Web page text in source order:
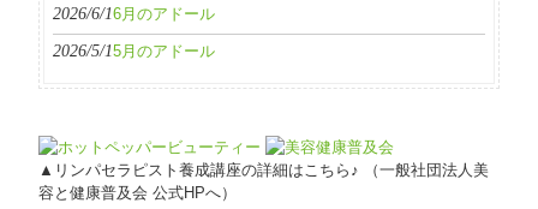
2026/6/16月のアドール
2026/5/15月のアドール
▲リンパセラピスト養成講座の詳細はこちら♪ （一般社団法人美
容と健康普及会 公式HPへ）